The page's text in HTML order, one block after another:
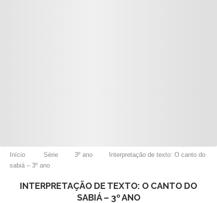
Início Série 3º ano
Interpretação de texto: O canto do
sabiá – 3º ano
INTERPRETAÇÃO DE TEXTO: O CANTO DO
SABIÁ – 3º ANO